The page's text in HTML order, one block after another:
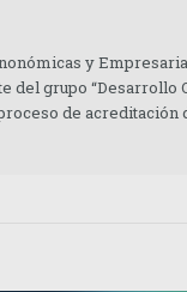
y
del grupo “Desarrollo
de acreditación